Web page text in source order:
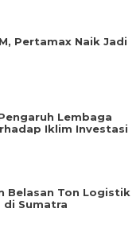
Pertamax Naik Jadi
Lembaga
Iklim Investasi
Belasan Ton Logistik
di Sumatra